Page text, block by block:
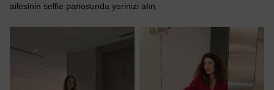
ailesinin selfie panosunda yerinizi alın.